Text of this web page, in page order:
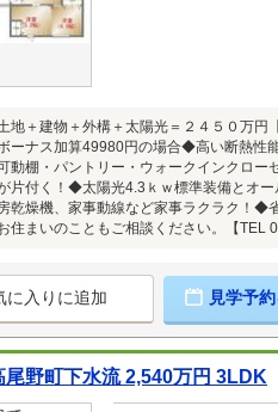
地＋建物＋外構＋太陽光＝２４５０万
ーナス加算49980円の場合◆高い断熱性
動棚・パントリー・ウォークインクロー
片付く！◆太陽光4.3ｋｗ標準装備とオ
乾燥機、家事動線など家事ラクラク！◆
住まいのこともご相談ください。【TEL
に入りに追加 見学予
尾野町下水流 2,540万円 3LDK